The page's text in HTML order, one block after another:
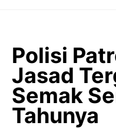
Polisi
Jasad
Semak
Tahunya